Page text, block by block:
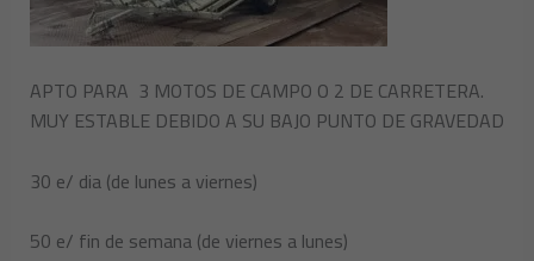
APTO PARA 3 MOTOS DE CAMPO O 2 DE CARRETERA.
MUY ESTABLE DEBIDO A SU BAJO PUNTO DE GRAVEDAD
30 e/ dia (de lunes a viernes)
50 e/ fin de semana (de viernes a lunes)